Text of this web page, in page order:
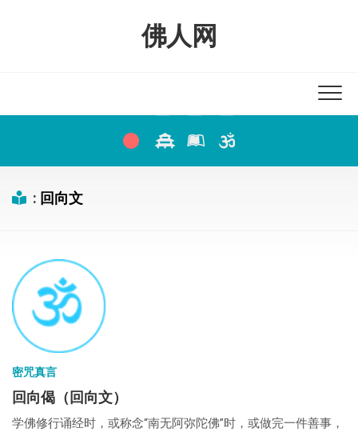
佛人网
: 回向文
密咒真言
回向偈（回向文）
学佛修行诵经时，或称念“南无阿弥陀佛”时，或做完一件善事，